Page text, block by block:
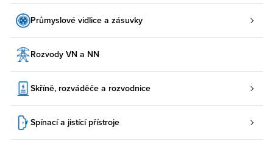
Průmyslové vidlice a zásuvky
Rozvody VN a NN
Skříně, rozváděče a rozvodnice
Spínací a jistící přístroje